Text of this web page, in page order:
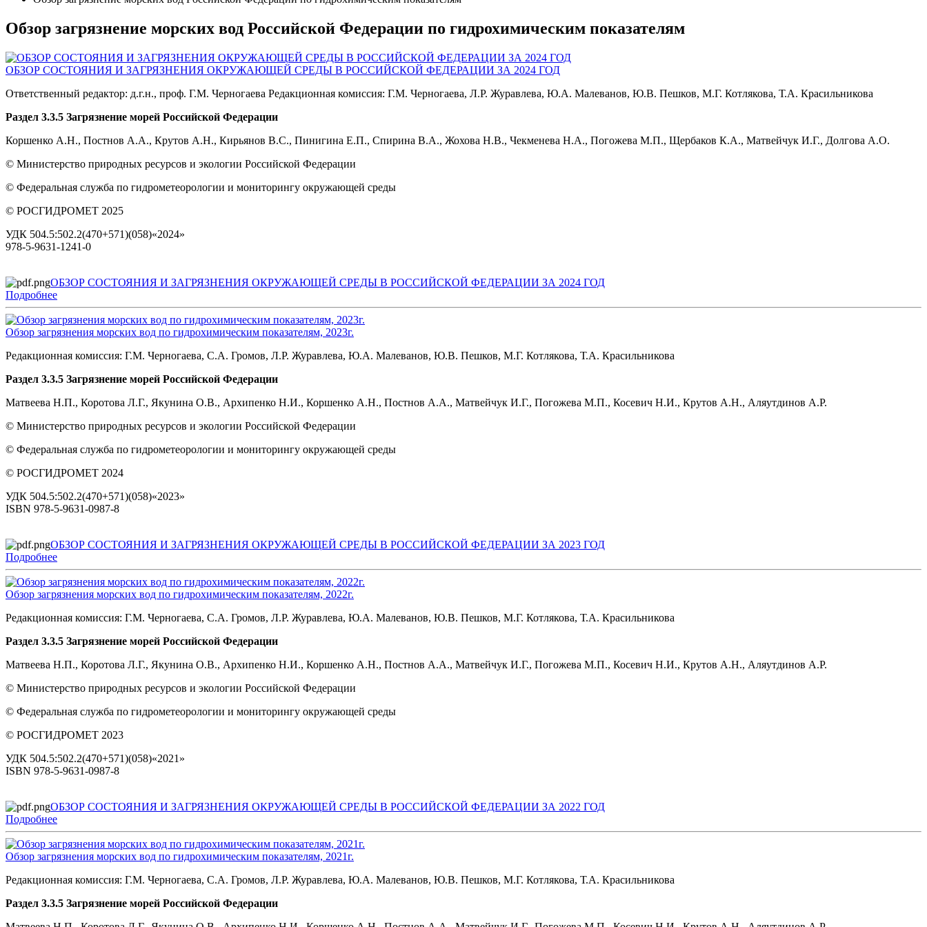
Обзор загрязнение морских вод Российской Федерации по гидрохимическим показателям
ОБЗОР СОСТОЯНИЯ И ЗАГРЯЗНЕНИЯ ОКРУЖАЮЩЕЙ СРЕДЫ В РОССИЙСКОЙ ФЕДЕРАЦИИ ЗА 2024 ГОД
Ответственный редактор: д.г.н., проф. Г.М. Черногаева Редакционная комиссия: Г.М. Черногаева, Л.Р. Журавлева, Ю.А. Малеванов, Ю.В. Пешков, М.Г. Котлякова, Т.А. Красильникова
Раздел 3.3.5 Загрязнение морей Российской Федерации
Коршенко А.Н., Постнов А.А., Крутов А.Н., Кирьянов В.С., Пинигина Е.П., Спирина В.А., Жохова Н.В., Чекменева Н.А., Погожева М.П., Щербаков К.А., Матвейчук И.Г., Долгова А.О.
© Министерство природных ресурсов и экологии Российской Федерации
© Федеральная служба по гидрометеорологии и мониторингу окружающей среды
© РОСГИДРОМЕТ 2025
УДК 504.5:502.2(470+571)(058)«2024»
978-5-9631-1241-0
ОБЗОР СОСТОЯНИЯ И ЗАГРЯЗНЕНИЯ ОКРУЖАЮЩЕЙ СРЕДЫ В РОССИЙСКОЙ ФЕДЕРАЦИИ ЗА 2024 ГОД
Подробнее
Обзор загрязнения морских вод по гидрохимическим показателям, 2023г.
Редакционная комиссия: Г.М. Черногаева, С.А. Громов, Л.Р. Журавлева, Ю.А. Малеванов, Ю.В. Пешков, М.Г. Котлякова, Т.А. Красильникова
Раздел 3.3.5 Загрязнение морей Российской Федерации
Матвеева Н.П., Коротова Л.Г., Якунина О.В., Архипенко Н.И., Коршенко А.Н., Постнов А.А., Матвейчук И.Г., Погожева М.П., Косевич Н.И., Крутов А.Н., Аляутдинов А.Р.
© Министерство природных ресурсов и экологии Российской Федерации
© Федеральная служба по гидрометеорологии и мониторингу окружающей среды
© РОСГИДРОМЕТ 2024
УДК 504.5:502.2(470+571)(058)«2023»
ISBN 978-5-9631-0987-8
ОБЗОР СОСТОЯНИЯ И ЗАГРЯЗНЕНИЯ ОКРУЖАЮЩЕЙ СРЕДЫ В РОССИЙСКОЙ ФЕДЕРАЦИИ ЗА 2023 ГОД
Подробнее
Обзор загрязнения морских вод по гидрохимическим показателям, 2022г.
Редакционная комиссия: Г.М. Черногаева, С.А. Громов, Л.Р. Журавлева, Ю.А. Малеванов, Ю.В. Пешков, М.Г. Котлякова, Т.А. Красильникова
Раздел 3.3.5 Загрязнение морей Российской Федерации
Матвеева Н.П., Коротова Л.Г., Якунина О.В., Архипенко Н.И., Коршенко А.Н., Постнов А.А., Матвейчук И.Г., Погожева М.П., Косевич Н.И., Крутов А.Н., Аляутдинов А.Р.
© Министерство природных ресурсов и экологии Российской Федерации
© Федеральная служба по гидрометеорологии и мониторингу окружающей среды
© РОСГИДРОМЕТ 2023
УДК 504.5:502.2(470+571)(058)«2021»
ISBN 978-5-9631-0987-8
ОБЗОР СОСТОЯНИЯ И ЗАГРЯЗНЕНИЯ ОКРУЖАЮЩЕЙ СРЕДЫ В РОССИЙСКОЙ ФЕДЕРАЦИИ ЗА 2022 ГОД
Подробнее
Обзор загрязнения морских вод по гидрохимическим показателям, 2021г.
Редакционная комиссия: Г.М. Черногаева, С.А. Громов, Л.Р. Журавлева, Ю.А. Малеванов, Ю.В. Пешков, М.Г. Котлякова, Т.А. Красильникова
Раздел 3.3.5 Загрязнение морей Российской Федерации